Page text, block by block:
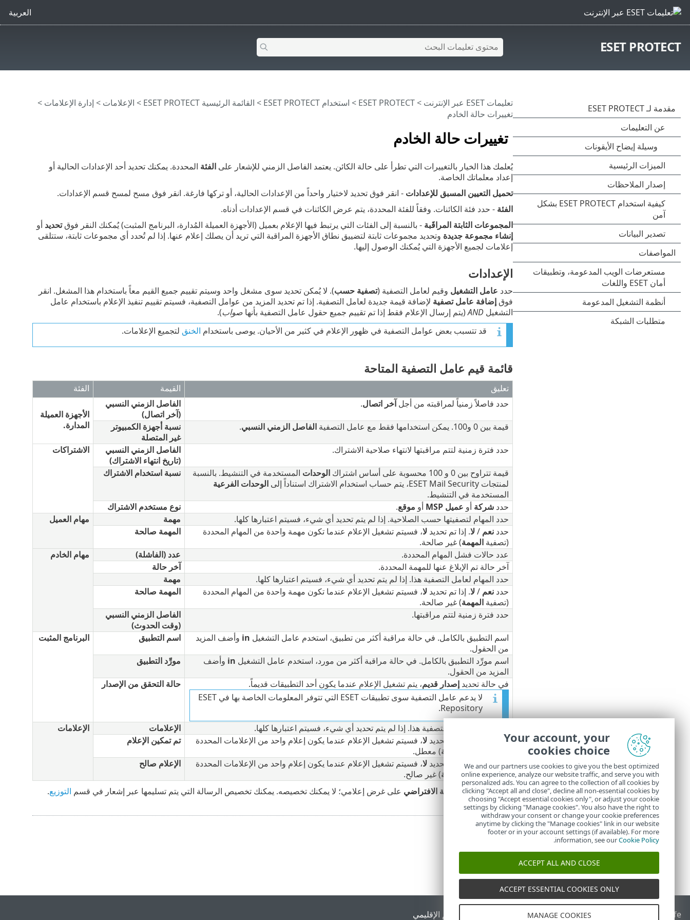
العربية
ESET PROTECT
تغييرات حالة الخادم
تعليمات ESET عبر الإنترنت >
ESET PROTECT
> استخدام ‎ESET PROTECT > القائمة الرئيسية ESET PROTECT > الإعلامات > إدارة الإعلامات >
تغييرات حالة الخادم
يُعلمك هذا الخيار بالتغييرات التي تطرأ على حالة الكائن. يعتمد الفاصل الزمني للإشعار على الفئة المحددة. يمكنك تحديد أحد الإعدادات الحالية أو
إعداد معلماتك الخاصة.
تحميل التعيين المسبق للإعدادات - انقر فوق تحديد لاختيار واحداً من الإعدادات الحالية، أو تركها فارغة. انقر فوق مسح لمسح قسم الإعدادات.
الفئة - حدد فئة الكائنات. وفقاً للفئة المحددة، يتم عرض الكائنات في قسم الإعدادات أدناه.
المجموعات الثابتة المراقَبة - بالنسبة إلى الفئات التي يرتبط فيها الإعلام بعميل (الأجهزة العميلة المُدارة، البرنامج المثبت) يُمكنك النقر فوقتحديد أو
إنشاء مجموعة جديدة وتحديد مجموعات ثابتة لتضييق نطاق الأجهزة المراقبة التي تريد أن يصلك إعلام عنها. إذا لم تُحدد أي مجموعات ثابتة، ستتلقى
إعلامات لجميع الأجهزة التي يُمكنك الوصول إليها.
الإعدادات
حدد عامل التشغيل وقيم لعامل التصفية (تصفية حسب). لا يُمكن تحديد سوى مشغل واحد وسيتم تقييم جميع القيم معاً باستخدام هذا المشغل. انقر
فوقإضافة عامل تصفية لإضافة قيمة جديدة لعامل التصفية. إذا تم تحديد المزيد من عوامل التصفية، فسيتم تقييم تنفيذ الإعلام باستخدام عامل
التشغيل AND(يتم إرسال الإعلام فقط إذا تم تقييم جميع حقول عامل التصفية بأنها صواب).
قد تتسبب بعض عوامل التصفية في ظهور الإعلام في كثير من الأحيان. يوصى باستخدام الخنق لتجميع الإعلامات.
قائمة قيم عامل التصفية المتاحة
الفئة القيمة تعليق
الأجهزة العميلة
المدارة.
الفاصل الزمني النسبي
(آخر اتصال)
حدد فاصلاً زمنياً لمراقبته من أجل آخر اتصال.
نسبة أجهزة الكمبيوتر
غير المتصلة
قيمة بين 0 و100. يمكن استخدامها فقط مع عامل التصفية الفاصل الزمني النسبي.
الاشتراكات
الفاصل الزمني النسبي
(تاريخ انتهاء الاشتراك)
حدد فترة زمنية لتتم مراقبتها لانتهاء صلاحية الاشتراك.
نسبة استخدام الاشتراك قيمة تتراوح بين 0 و 100 محسوبة على أساس اشتراك‎ الوحدات المستخدمة في التنشيط. بالنسبة
لمنتجات ESET Mail Security، يتم حساب استخدام الاشتراك استناداً إلى
الوحدات الفرعية
المستخدمة في التنشيط.
نوع مستخدم الاشتراك
حدد شركة أو عميل MSP أو موقع.
مهام العميل
مهمة
حدد المهام لتصفيتها حسب الصلاحية. إذا لم يتم تحديد أي شيء، فسيتم اعتبارها كلها.
المهمة صالحة
حدد نعم /لا. إذا تم تحديد لا، فسيتم تشغيل الإعلام عندما تكون مهمة واحدة من المهام المحددة
(تصفية المهمة) غير صالحة.
مهام الخادم
عدد (الفاشلة)
عدد حالات فشل المهام المحددة.
آخر حالة
آخر حالة تم الإبلاغ عنها للمهمة المحددة.
مهمة
حدد المهام لعامل التصفية هذا. إذا لم يتم تحديد أي شيء، فسيتم اعتبارها كلها.
المهمة صالحة
حدد نعم /لا. إذا تم تحديد لا، فسيتم تشغيل الإعلام عندما تكون مهمة واحدة من المهام المحددة
(تصفية المهمة) غير صالحة.
الفاصل الزمني النسبي
(وقت الحدوث)
حدد فترة زمنية لتتم مراقبتها.
البرنامج المثبت اسم التطبيق اسم التطبيق بالكامل. في حالة مراقبة أكثر من تطبيق، استخدم عامل التشغيل in وأضف المزيد
من الحقول.
مورِّد التطبيق
اسم مورِّد التطبيق بالكامل. في حالة مراقبة أكثر من مورد، استخدم عامل التشغيل in وأضف
المزيد من الحقول.
حالة التحقق من الإصدار
في حالة تحديد إصدار قديم، يتم تشغيل الإعلام عندما يكون أحد التطبيقات قديماً.
لا يدعم عامل التصفية سوى تطبيقات ESET التي تتوفر المعلومات الخاصة بها في ESET
Repository.
الإعلامات
الإعلامات
حدد الإعلام لعامل التصفية هذا. إذا لم يتم تحديد أي شيء، فسيتم اعتبارها كلها.
تم تمكين الإعلام
حدد . إذا تم تحديد لا، فسيتم تشغيل الإعلام عندما يكون إعلام واحد من الإعلامات المحددة
المهمة) معطل.
الإعلام صالح
حددنعم/لا. إذا تم تحديد لا، فسيتم تشغيل الإعلام عندما يكون إعلام واحد من الإعلامات المحددة
(عامل تصفيةالمهمة) غير صالح.
يحتويمحتوى الرسالة الافتراضي على غرض إعلامي؛ لا يمكنك تخصيصه. يمكنك تخصيص الرسالة التي يتم تسليمها عبر إشعار في قسم التوزيع.
End of Life منتدى ESET ESET Status Portal الدعم الإقليمي
Your account, your
cookies choice
We and our partners use cookies to give you the best optimized
online experience, analyze our website traffic, and serve you with
personalized ads. You can agree to the collection of all cookies by
clicking "Accept all and close", decline all non-essential cookies by
choosing "Accept essential cookies only", or adjust your cookie
settings by clicking "Manage cookies". You also have the right to
withdraw your consent or change your cookie preferences
anytime by clicking the "Manage cookies" link in our website
footer or in your account settings (if available). For more
information, see ourCookie Policy
.
ACCEPT ALL AND CLOSE
ACCEPT ESSENTIAL COOKIES ONLY
MANAGE COOKIES